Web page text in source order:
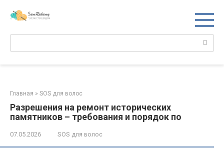
Главная » SOS для волос
Разрешения на ремонт исторических
памятников – требования и порядок по
07.05.2026 SOS для волос